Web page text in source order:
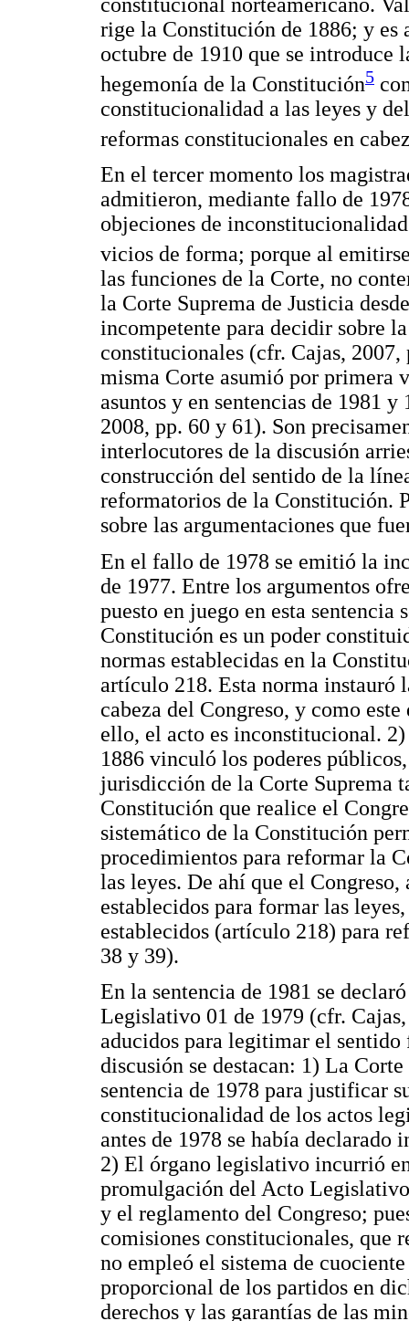
rige la Constitución de 1886; y
octubre de 1910 que se
hegemonía de la Constitución5
constitucionalidad a las leyes y
reformas constitucionales en
En el tercer momento los
admitieron, mediante fallo de
objeciones de
vicios de forma; porque al
las funciones de la Corte, no
la Corte Suprema de Justicia
incompetente para decidir sobre
constitucionales (cfr. Cajas,
misma Corte asumió por primera
asuntos y en sentencias de 1981
2008, pp. 60 y 61). Son
interlocutores de la discusión
construcción del sentido de la
reformatorios de la Constitución.
sobre las argumentaciones que
En el fallo de 1978 se emitió la
de 1977. Entre los argumentos
puesto en juego en esta
Constitución es un poder
normas establecidas en la
artículo 218. Esta norma instauró
cabeza del Congreso, y como
ello, el acto es inconstitucional.
1886 vinculó los poderes
jurisdicción de la Corte Suprema
Constitución que realice el
sistemático de la Constitución
procedimientos para reformar la
las leyes. De ahí que el
establecidos para formar las
establecidos (artículo 218) para
38 y 39).
En la sentencia de 1981 se
Legislativo 01 de 1979 (cfr.
aducidos para legitimar el
discusión se destacan: 1) La
sentencia de 1978 para justificar
constitucionalidad de los actos
antes de 1978 se había declarado
2) El órgano legislativo incurrió
promulgación del Acto
y el reglamento del Congreso;
comisiones constitucionales, que
no empleó el sistema de
proporcional de los partidos en
derechos y las garantías de las